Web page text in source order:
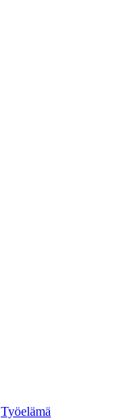
Työelämä